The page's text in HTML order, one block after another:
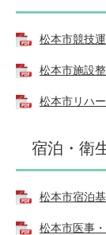
松本市競技
松本市施設
松本市リハ
宿泊・衛
松本市宿泊
松本市医事